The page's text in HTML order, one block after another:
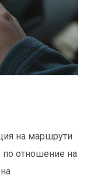
на маршрути
отношение на